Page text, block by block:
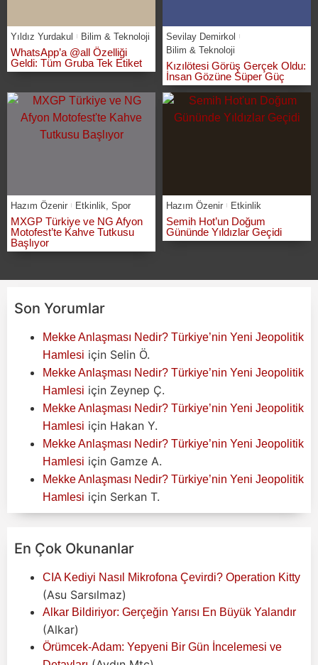
Yıldız Yurdakul Bilim & Teknoloji
WhatsApp’a @all Özelliği
Geldi: Tüm Gruba Tek Etiket
Sevilay Demirkol
Bilim & Teknoloji
Kızılötesi Görüş Gerçek Oldu:
İnsan Gözüne Süper Güç
Hazım Özenir Etkinlik Spor
MXGP Türkiye ve NG Afyon
Motofest’te Kahve Tutkusu
Başlıyor
Hazım Özenir Etkinlik
Semih Hot’un Doğum
Gününde Yıldızlar Geçidi
Son Yorumlar
Mekke Anlaşması Nedir? Türkiye’nin Yeni Jeopolitik
Hamlesi için Selin Ö.
Mekke Anlaşması Nedir? Türkiye’nin Yeni Jeopolitik
Hamlesi için Zeynep Ç.
Mekke Anlaşması Nedir? Türkiye’nin Yeni Jeopolitik
Hamlesi için Hakan Y.
Mekke Anlaşması Nedir? Türkiye’nin Yeni Jeopolitik
Hamlesi için Gamze A.
Mekke Anlaşması Nedir? Türkiye’nin Yeni Jeopolitik
Hamlesi için Serkan T.
En Çok Okunanlar
CIA Kediyi Nasıl Mikrofona Çevirdi? Operation Kitty
(Asu Sarsılmaz)
Alkar Bildiriyor: Gerçeğin Yarısı En Büyük Yalandır
(Alkar)
Örümcek-Adam: Yepyeni Bir Gün İncelemesi ve